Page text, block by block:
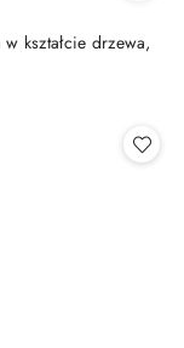
kształcie drzewa,